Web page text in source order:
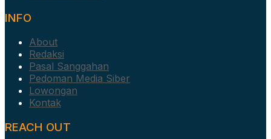
INFO
About
Redaksi
Pasal Sanggahan
Pedoman Media Siber
Lowongan
Kontak
REACH OUT